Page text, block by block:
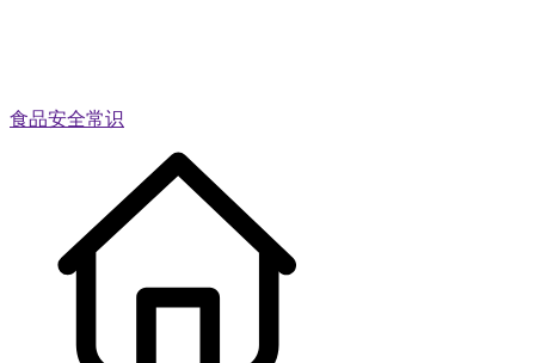
食品安全常识